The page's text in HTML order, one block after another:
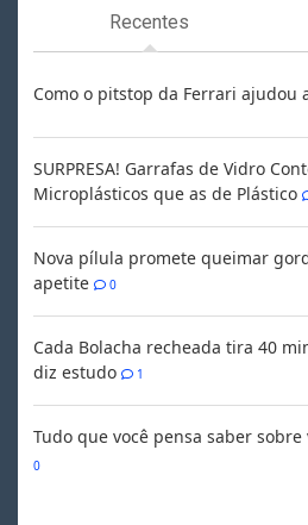
Recentes
Como o pitstop da Ferrari ajudou
SURPRESA! Garrafas de Vidro
Microplásticos que as de Plástico
Nova pílula promete queimar
apetite
0
Cada Bolacha recheada tira 40
diz estudo
1
Tudo que você pensa saber
0